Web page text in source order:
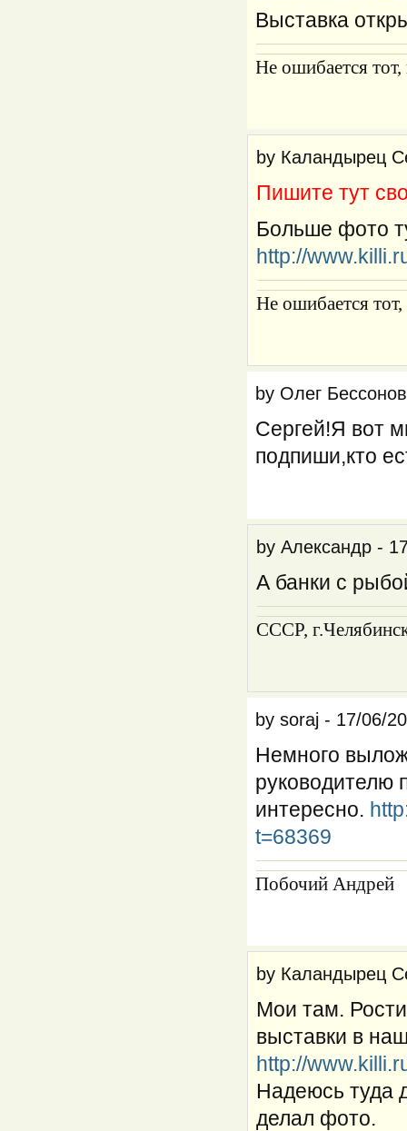
Выставка
Не ошибается тот,
by Каландырец
Пишите тут
Больше фото
http://
Не ошибается тот,
by Олег Бессонов
Сергей!Я вот
подпиши,кто
byАлександр -
А банки с
CCCP,
bysoraj - 17/06/
Немного
руководителю
интересно.
t=68369
Побочий Андрей
by Каландырец
Мои там.
выставки в
http://
Надеюсь туда
делал фото.